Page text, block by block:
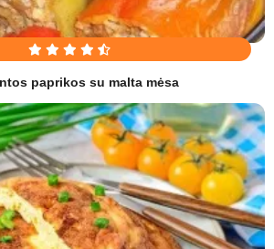
paprikos su malta mėsa